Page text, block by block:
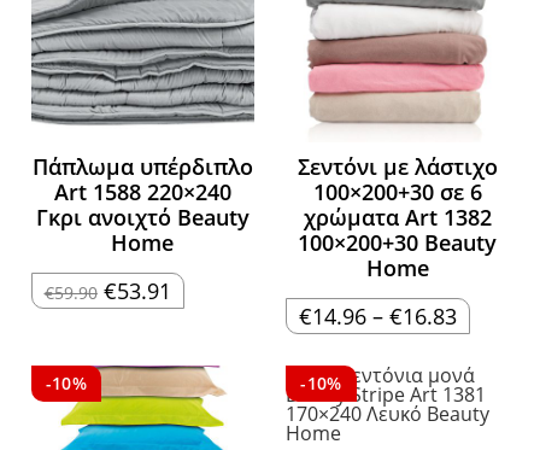
Πάπλωμα υπέρδιπλο
Art 1588 220×240
Γκρι ανοιχτό Beauty
Home
€59.90 Original
price
€53.91 Η
τρέχουσα
Σεντόνι με λάστιχο
100×200+30 σε 6
χρώματα Art 1382
100×200+30 Beauty
Home
€14.96 – €16.83 Price
range:
through
€16.83
-10% -10%